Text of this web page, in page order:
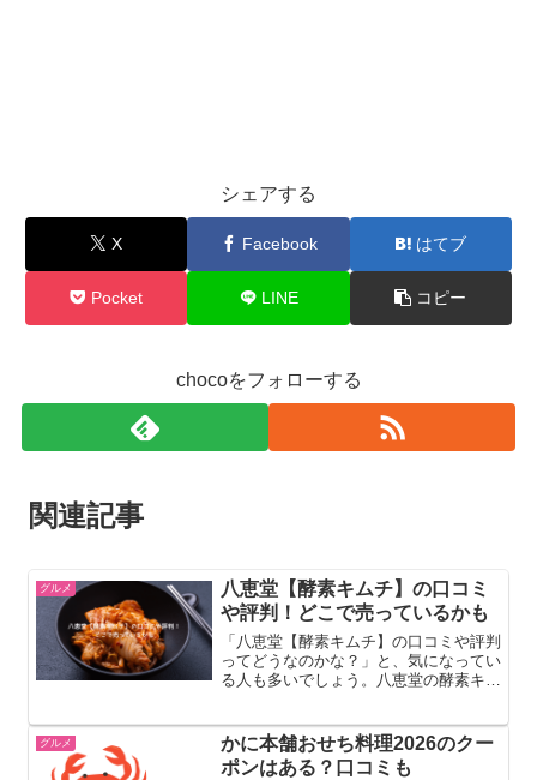
シェアする
X Facebook はてブ
Pocket LINE コピー
chocoをフォローする
関連記事
グルメ
八恵堂【酵素キムチ】の口コミ
や評判！どこで売っているかも
「八恵堂【酵素キムチ】の口コミや評判
ってどうなのかな？」と、気になってい
る人も多いでしょう。八恵堂の酵素キム
乳酸菌や酪酸菌などお腹に良い成分も含
まれているので、いわゆる...
グルメ
かに本舗おせち料理2026のクー
ポンはある？口コミも